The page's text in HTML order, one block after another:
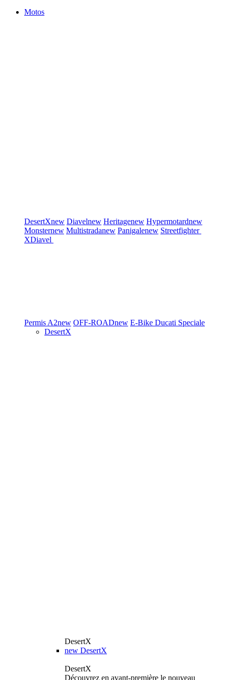
Motos
DesertXnew Diavelnew Heritagenew Hypermotardnew
Monsternew Multistradanew Panigalenew Streetfighter
XDiavel
Permis A2new OFF-ROADnew E-Bike Ducati Speciale
DesertX
DesertX
new DesertX
DesertX
Découvrez en avant-première le nouveau